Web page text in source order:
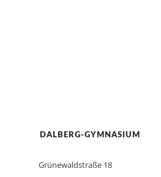
DALBERG-GYMNASIUM
Grünewaldstraße 18